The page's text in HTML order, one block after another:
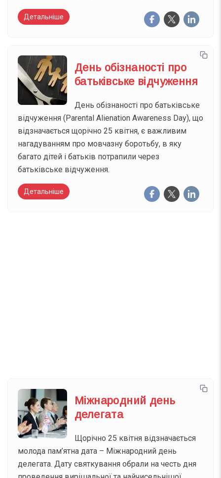
Детальніше
День обізнаності про
батьківське відчуження
День обізнаності про батьківське
відчуження (Parental Alienation Awareness Day), що
відзначається щорічно 25 квітня, є важливим
нагадуванням про мовчазну боротьбу, в яку
багато дітей і батьків потрапили через
батьківське відчуження.
Детальніше
Міжнародний день
делегата
Щорічно 25 квітня відзначається
молода пам’ятна дата – Міжнародний день
делегата. Дату святкування обрали на честь дня